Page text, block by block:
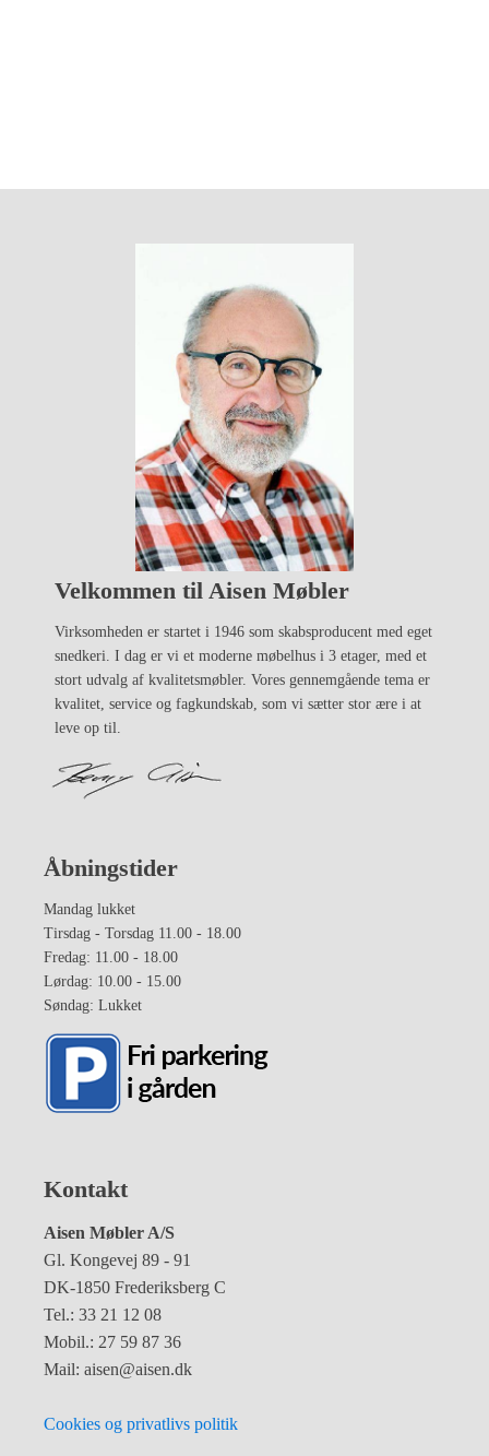
Velkommen til Aisen Møbler
Virksomheden er startet i 1946 som skabsproducent med eget
snedkeri. I dag er vi et moderne møbelhus i 3 etager, med et
stort udvalg af kvalitetsmøbler. Vores gennemgående tema er
kvalitet, service og fagkundskab, som vi sætter stor ære i at
leve op til.
Åbningstider
Mandag lukket
Tirsdag - Torsdag 11.00 - 18.00
Fredag: 11.00 - 18.00
Lørdag: 10.00 - 15.00
Søndag: Lukket
Kontakt
Aisen Møbler A/S
Gl. Kongevej 89 - 91
DK-1850 Frederiksberg C
Tel.: 33 21 12 08
Mobil.: 27 59 87 36
Mail: aisen@aisen.dk
Cookies og privatlivs politik